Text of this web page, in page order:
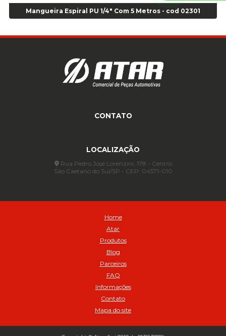
Anel para Vedação OR 325 - Cod 03390
Anel para Vedação OR 329 - Cod 01769
Anel para Vedação OR 333 - Cod 01770
Anel para Vedação OR 335 Importado - Cod 01771
Anel para Vedação OR 339 - Cod 01772
Anel para Vedação OR 451 - Cod 01775
Assentador de Talão Pneu sem Câmara - Cod 01558
Automático para compressor 125 a 175 libras - Cod 02206
Avental de Raspa sem Emenda 1,2mt - Cod 01925
Balanceamento automatico SBBA - 282 pacote com 282g - Cod
Balanceamento Automático SBBA 113 Pacote com 113g - Cod 03197
Balanceamento Automático SBBA- 340 Pacote com 340g - Cod
BICO INF DUPLO LONGO CURVO 90 1295LC - cod 03631
Mangueira Espiral PU 1/4" Com 5 Metros - cod 02301
CONTATO
LOCALIZAÇÃO
Rua Pedro José Lorenzini, 178 - Centro
São Caetano do Sul/SP - CEP: 04571-010
Home
Atar
Produtos
Blog
Parceiros
FAQ
Informações
Contato
Mapa do site